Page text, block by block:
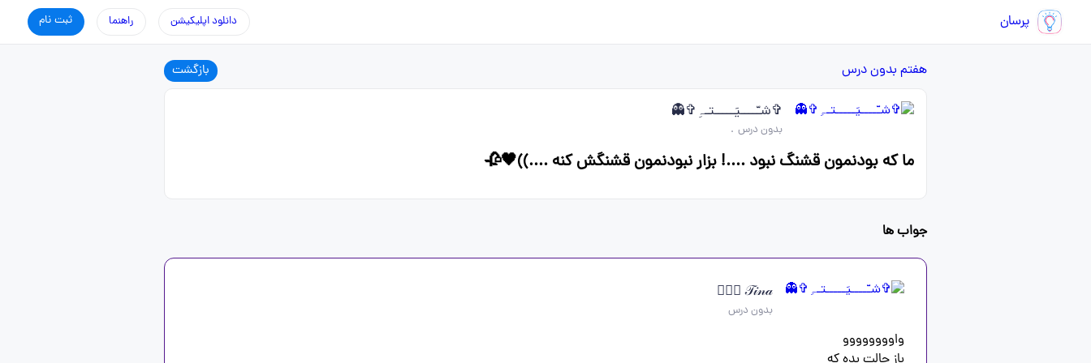
پرسان ثبت نام راهنما دانلود اپلیکیشن
هفتم بدون درس بازگشت
✞شـّــــیَـــــتـہِ✞👻
بدون درس .
ما که بودنمون قشنگ نبود ..‌‌..! بزار نبودنمون قشنگش کنه ....))🖤🥀
جواب ها
𝒯𝒾𝓃𝒶 🧚🏻‍♀️
بدون درس